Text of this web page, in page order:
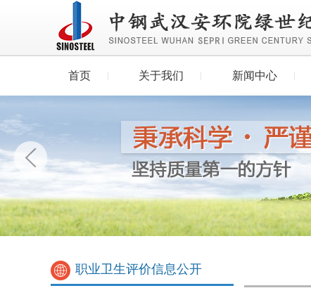
首页 关于我们 新闻中心
职业卫生评价信息公开